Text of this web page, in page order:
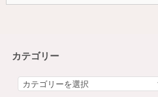
カテゴリー
カ